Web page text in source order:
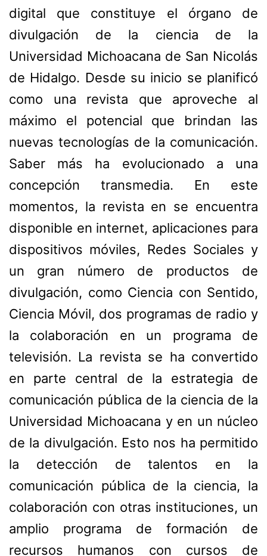
digital que constituye el órgano de
divulgación de la ciencia de la
Universidad Michoacana de San Nicolás
de Hidalgo. Desde su inicio se planificó
como una revista que aproveche al
máximo el potencial que brindan las
nuevas tecnologías de la comunicación.
Saber más ha evolucionado a una
concepción transmedia. En este
momentos, la revista en se encuentra
disponible en internet, aplicaciones para
dispositivos móviles, Redes Sociales y
un gran número de productos de
divulgación, como Ciencia con Sentido,
Ciencia Móvil, dos programas de radio y
la colaboración en un programa de
televisión. La revista se ha convertido
en parte central de la estrategia de
comunicación pública de la ciencia de la
Universidad Michoacana y en un núcleo
de la divulgación. Esto nos ha permitido
la detección de talentos en la
comunicación pública de la ciencia, la
colaboración con otras instituciones, un
amplio programa de formación de
recursos humanos con cursos de